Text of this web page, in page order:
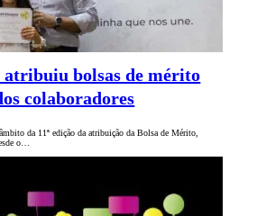
atribuiu bolsas de mérito
colaboradores
da 11ª edição da atribuição da Bolsa de Mérito,
o…